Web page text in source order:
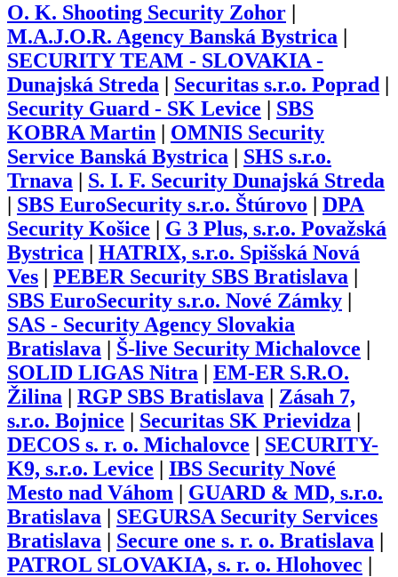
O. K. Shooting Security Zohor
M.A.J.O.R. Agency Banská Bystrica
SECURITY TEAM - SLOVAKIA -
Dunajská Streda
Securitas s.r.o. Poprad
Security Guard - SK Levice
SBS
KOBRA Martin
OMNIS Security
Service Banská Bystrica
SHS s.r.o.
Trnava
S. I. F. Security Dunajská Streda
SBS EuroSecurity s.r.o. Štúrovo
DPA
Security Košice
G 3 Plus, s.r.o. Považská
Bystrica
HATRIX, s.r.o. Spišská Nová
Ves
PEBER Security SBS Bratislava
SBS EuroSecurity s.r.o. Nové Zámky
SAS - Security Agency Slovakia
Bratislava
Š-live Security Michalovce
SOLID LIGAS Nitra
EM-ER S.R.O.
Žilina
RGP SBS Bratislava
Zásah 7,
s.r.o. Bojnice
Securitas SK Prievidza
DECOS s. r. o. Michalovce
SECURITY-
K9, s.r.o. Levice
IBS Security Nové
Mesto nad Váhom
GUARD & MD, s.r.o.
Bratislava
SEGURSA Security Services
Bratislava
Secure one s. r. o. Bratislava
PATROL SLOVAKIA, s. r. o. Hlohovec